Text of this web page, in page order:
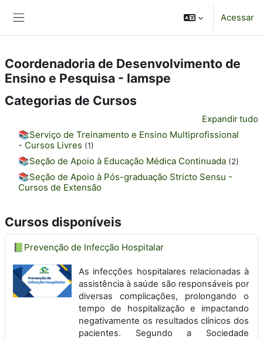
Acessar
Coordenadoria de Desenvolvimento de
Ensino e Pesquisa - Iamspe
Categorias de Cursos
Expandir tudo
📚Serviço de Treinamento e Ensino Multiprofissional
- Cursos Livres (1)
📚Seção de Apoio à Educação Médica Continuada (2)
📚Seção de Apoio à Pós-graduação Stricto Sensu -
Cursos de Extensão
Cursos disponíveis
📗Prevenção de Infecção Hospitalar
As infecções hospitalares relacionadas à
assistência à saúde são responsáveis por
diversas complicações, prolongando o
tempo de hospitalização e impactando
negativamente os resultados clínicos dos
pacientes. Segundo a Sociedade